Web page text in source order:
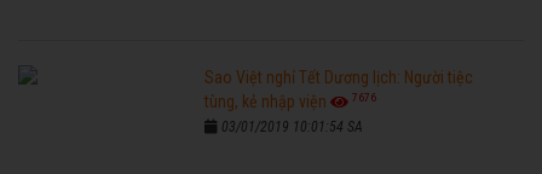
Sao Việt nghỉ Tết Dương lịch: Người tiệc
tùng, kẻ nhập viện
7676
03/01/2019 10:01:54 SA